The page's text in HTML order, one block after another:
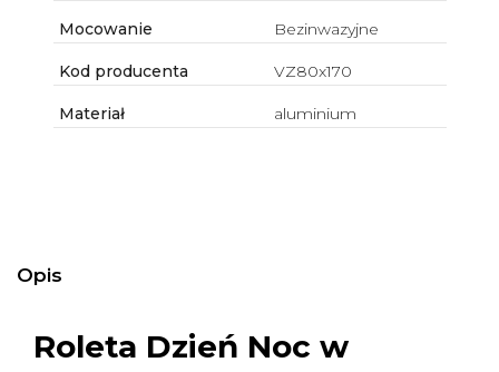
Mocowanie Bezinwazyjne
Kod producenta VZ80x170
Materiał aluminium
Opis
Roleta Dzień Noc w